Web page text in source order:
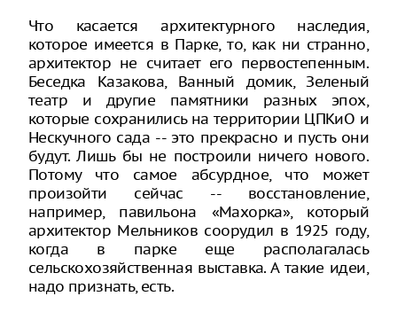
Что касается архитектурного наследия,
которое имеется в Парке, то, как ни странно,
архитектор не считает его первостепенным.
Беседка Казакова, Ванный домик, Зеленый
театр и другие памятники разных эпох,
которые сохранились на территории ЦПКиО и
Нескучного сада -- это прекрасно и пусть они
будут. Лишь бы не построили ничего нового.
Потому что самое абсурдное, что может
произойти сейчас -- восстановление,
например, павильона «Махорка», который
архитектор Мельников соорудил в 1925 году,
когда в парке еще располагалась
сельскохозяйственная выставка. А такие идеи,
надо признать, есть.